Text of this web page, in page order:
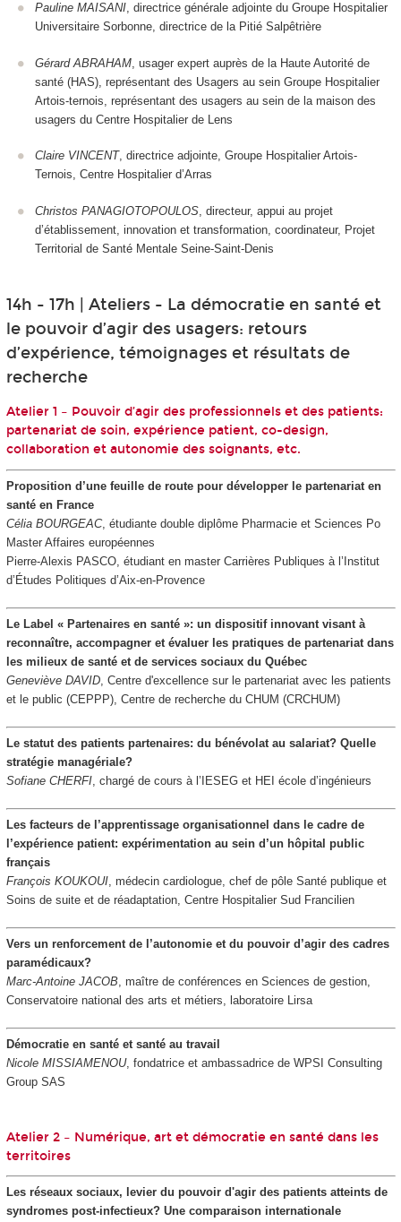
Pauline MAISANI, directrice générale adjointe du Groupe Hospitalier
Universitaire Sorbonne, directrice de la Pitié Salpêtrière
Gérard ABRAHAM , usager expert auprès de la Haute Autorité de
santé (HAS), représentant des Usagers au sein Groupe Hospitalier
Artois-ternois, représentant des usagers au sein de la maison des
usagers du Centre Hospitalier de Lens
Claire VINCENT, directrice adjointe, Groupe Hospitalier Artois-
Ternois, Centre Hospitalier d’Arras
Christos PANAGIOTOPOULOS , directeur, appui au projet
d’établissement, innovation et transformation, coordinateur, Projet
Territorial de Santé Mentale Seine-Saint-Denis
14h - 17h | Ateliers - La démocratie en santé et
le pouvoir d’agir des usagers: retours
d’expérience, témoignages et résultats de
recherche
Atelier 1 – Pouvoir d’agir des professionnels et des patients:
partenariat de soin, expérience patient, co-design,
collaboration et autonomie des soignants, etc.
Proposition d’une feuille de route pour développer le partenariat en
santé en France
Célia BOURGEAC, étudiante double diplôme Pharmacie et Sciences Po
Master Affaires européennes
Pierre-Alexis PASCO, étudiant en master Carrières Publiques à l’Institut
d’Études Politiques d’Aix-en-Provence
Le Label « Partenaires en santé »: un dispositif innovant visant à
reconnaître, accompagner et évaluer les pratiques de partenariat dans
les milieux de santé et de services sociaux du Québec
Geneviève DAVID, Centre d'excellence sur le partenariat avec les patients
et le public (CEPPP), Centre de recherche du CHUM (CRCHUM)
Le statut des patients partenaires: du bénévolat au salariat? Quelle
stratégie managériale?
Sofiane CHERFI, chargé de cours à l’IESEG et HEI école d’ingénieurs
Les facteurs de l’apprentissage organisationnel dans le cadre de
l’expérience patient: expérimentation au sein d’un hôpital public
français
François KOUKOUI, médecin cardiologue, chef de pôle Santé publique et
Soins de suite et de réadaptation, Centre Hospitalier Sud Francilien
Vers un renforcement de l’autonomie et du pouvoir d’agir des cadres
paramédicaux?
Marc-Antoine JACOB, maître de conférences en Sciences de gestion,
Conservatoire national des arts et métiers, laboratoire Lirsa
Démocratie en santé et santé au travail
Nicole MISSIAMENOU, fondatrice et ambassadrice de WPSI Consulting
Group SAS
Atelier 2 – Numérique, art et démocratie en santé dans les
territoires
Les réseaux sociaux, levier du pouvoir d'agir des patients atteints de
syndromes post-infectieux? Une comparaison internationale